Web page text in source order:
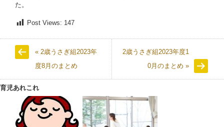
た。
Post Views: 147
« 2歳うさぎ組2023年
度8月のまとめ
2歳うさぎ組2023年度1
0月のまとめ »
育児あれこれ